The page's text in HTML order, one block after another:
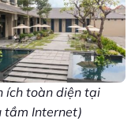
ích toàn diện tại
tầm Internet)